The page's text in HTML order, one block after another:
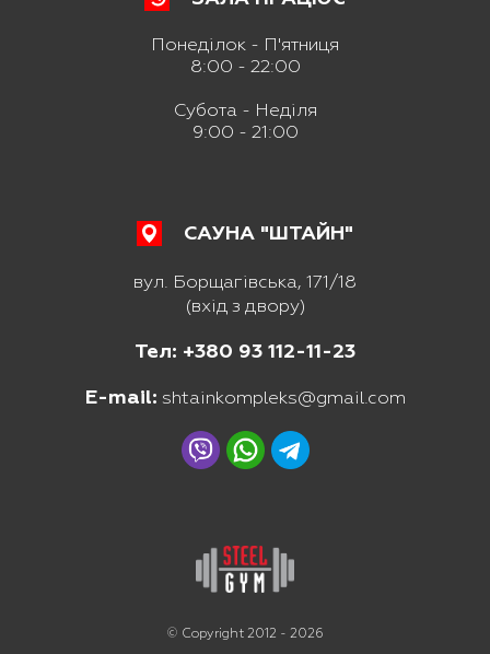
© Copyright 2012 - 2026
Понеділок - П'ятниця
8:00 - 22:00
Субота - Неділя
9:00 - 21:00
САУНА "ШТАЙН"
вул. Борщагівська, 171/18
(вхід з двору)
Тел: +380 93 112-11-23
E-mail: shtainkompleks@gmail.com